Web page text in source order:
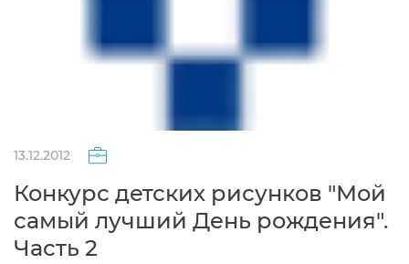
13.12.2012
Конкурс детских рисунков "Мой
самый лучший День рождения".
Часть 2